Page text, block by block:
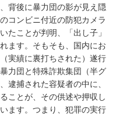
背後に暴力団の影が見え隠
コンビニ付近の防犯カメラ
たことが判明、「出し子」
ます。そもそも、国内にお
実績に裏打ちされた）遂行
力団と特殊詐欺集団（半グ
逮捕された容疑者の中に、
ことが、その供述や押収し
ます。つまり、犯罪の実行